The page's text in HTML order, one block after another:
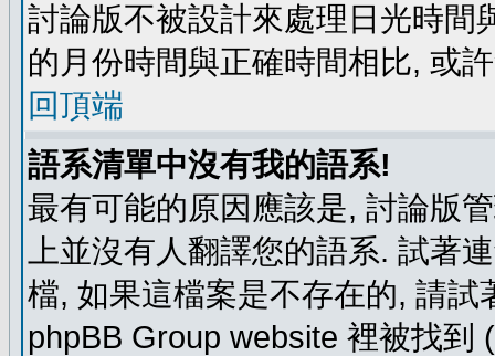
討論版不被設計來處理日光時間
的月份時間與正確時間相比, 或
回頂端
語系清單中沒有我的語系!
最有可能的原因應該是, 討論版
上並沒有人翻譯您的語系. 試著
檔, 如果這檔案是不存在的, 請
phpBB Group website 裡被找到